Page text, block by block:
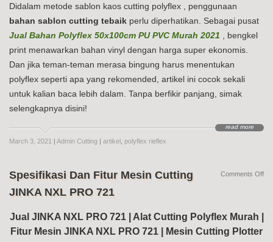
Didalam metode sablon kaos cutting polyflex , penggunaan
bahan sablon cutting tebaik perlu diperhatikan. Sebagai pusat
Jual Bahan Polyflex 50x100cm PU PVC Murah 2021 , bengkel
print menawarkan bahan vinyl dengan harga super ekonomis.
Dan jika teman-teman merasa bingung harus menentukan
polyflex seperti apa yang rekomended, artikel ini cocok sekali
untuk kalian baca lebih dalam. Tanpa berfikir panjang, simak
selengkapnya disini!
read more
March 3, 2021 | Admin Cutting | artikel polyflex rieflex
Spesifikasi Dan Fitur Mesin Cutting
JINKA NXL PRO 721
Jual JINKA NXL PRO 721 | Alat Cutting Polyflex Murah |
Fitur Mesin JINKA NXL PRO 721 | Mesin Cutting Plotter
Comments Offon